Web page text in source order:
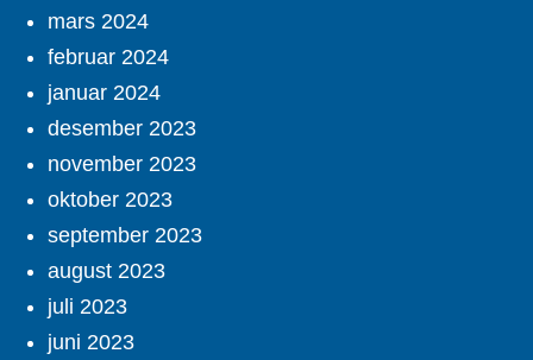
mars 2024
februar 2024
januar 2024
desember 2023
november 2023
oktober 2023
september 2023
august 2023
juli 2023
juni 2023